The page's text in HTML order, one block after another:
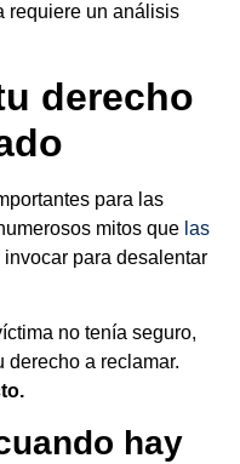
requiere un análisis
derecho
para las
mitos que las
para desalentar
no tenía seguro,
derecho a reclamar.
hay